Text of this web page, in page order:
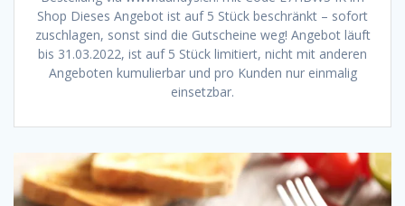
Shop Dieses Angebot ist auf 5 Stück beschränkt – sofort
zuschlagen, sonst sind die Gutscheine weg! Angebot läuft
bis 31.03.2022, ist auf 5 Stück limitiert, nicht mit anderen
Angeboten kumulierbar und pro Kunden nur einmalig
einsetzbar.